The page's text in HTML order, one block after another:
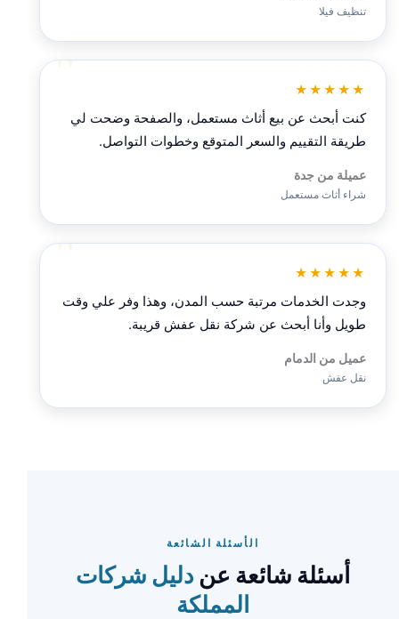
تنظيف فيلا
★★★★★
كنت أبحث عن بيع أثاث مستعمل، والصفحة وضحت لي
طريقة التقييم والسعر المتوقع وخطوات التواصل.
عميلة من جدة
شراء أثاث مستعمل
★★★★★
وجدت الخدمات مرتبة حسب المدن، وهذا وفر علي وقت
طويل وأنا أبحث عن شركة نقل عفش قريبة.
عميل من الدمام
نقل عفش
الأسئلة الشائعة
أسئلة شائعة عن دليل شركات
المملكة